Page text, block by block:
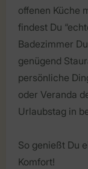
offenen Küche
findest Du
Badezimmer
genügend
persönliche
oder Veranda
Urlaubstag in
So genießt Du
Komfort!